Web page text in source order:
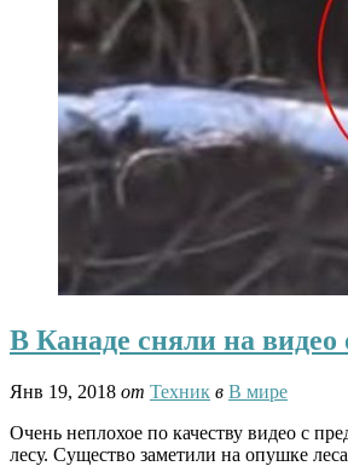
В Канаде сняли на видео
Янв 19, 2018 от Техник в В мире
Очень неплохое по качеству видео с
лесу. Существо заметили на опушке